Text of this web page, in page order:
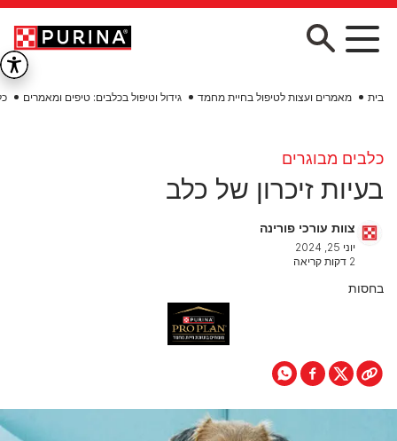
Skip to main content
בית מאמרים ועצות לטיפול בחיית מחמד גידול וטיפול בכלבים: טיפים ומאמרים
כלבים מבוגרים
בעיות זיכרון של כלב
צוות עורכי פורינה
יוני 25, 2024
2 דקות קריאה
בחסות